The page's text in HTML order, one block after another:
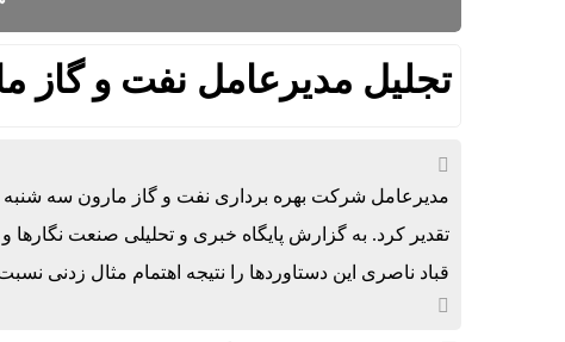
تجلیل مدیرعامل نفت و گاز
تقدیر کرد. به گزارش پایگاه خبری و تحلیلی صنعت
قباد ناصری این دستاوردها را نتیجه اهتمام مثال زدنی